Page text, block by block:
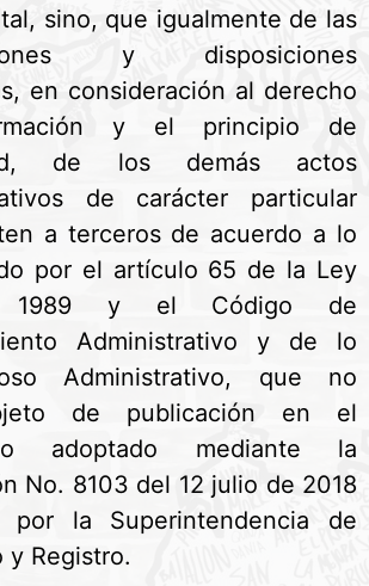
sino, que igualmente de las
y disposiciones
en consideración al derecho
y el principio de
de los demás actos
de carácter particular
a terceros de acuerdo a lo
por el artículo 65 de la Ley
y el Código de
Administrativo y de lo
Administrativo, que no
de publicación en el
adoptado mediante la
No. 8103 del 12 julio de 2018
por la Superintendencia de
y Registro.